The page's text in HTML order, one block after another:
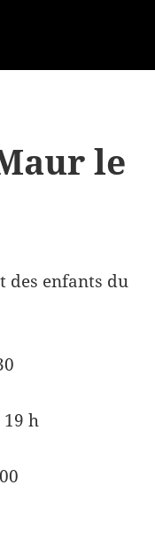
le
des enfants du
h